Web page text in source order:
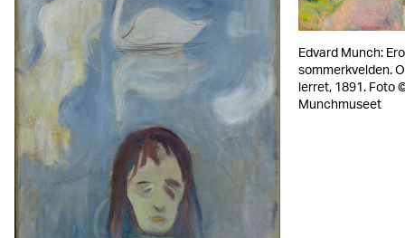
Edvard Munch:
sommerkvelden.
lerret, 1891. Foto
Munchmuseet